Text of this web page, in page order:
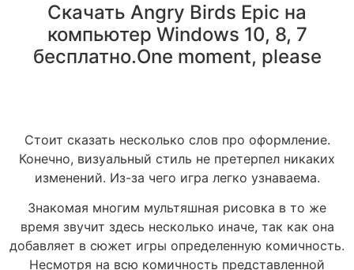
Cкачать Angry Birds Epic на
компьютер Windows 10, 8, 7
бесплатно.One moment, please
Стоит сказать несколько слов про оформление.
Конечно, визуальный стиль не претерпел никаких
изменений. Из-за чего игра легко узнаваема.
Знакомая многим мультяшная рисовка в то же
время звучит здесь несколько иначе, так как она
добавляет в сюжет игры определенную комичность.
Несмотря на всю комичность представленной